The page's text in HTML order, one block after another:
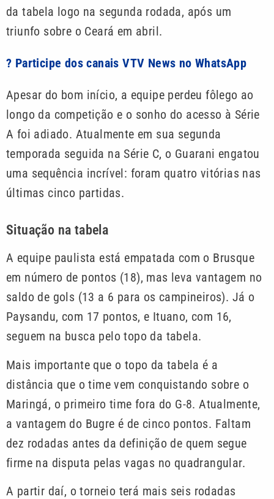
da tabela logo na segunda rodada, após um
triunfo sobre o Ceará em abril.
? Participe dos canais VTV News no WhatsApp
Apesar do bom início, a equipe perdeu fôlego ao
longo da competição e o sonho do acesso à Série
A foi adiado. Atualmente em sua segunda
temporada seguida na Série C, o Guarani engatou
uma sequência incrível: foram quatro vitórias nas
últimas cinco partidas.
Situação na tabela
A equipe paulista está empatada com o Brusque
em número de pontos (18), mas leva vantagem no
saldo de gols (13 a 6 para os campineiros). Já o
Paysandu, com 17 pontos, e Ituano, com 16,
seguem na busca pelo topo da tabela.
Mais importante que o topo da tabela é a
distância que o time vem conquistando sobre o
Maringá, o primeiro time fora do G-8. Atualmente,
a vantagem do Bugre é de cinco pontos. Faltam
dez rodadas antes da definição de quem segue
firme na disputa pelas vagas no quadrangular.
A partir daí, o torneio terá mais seis rodadas